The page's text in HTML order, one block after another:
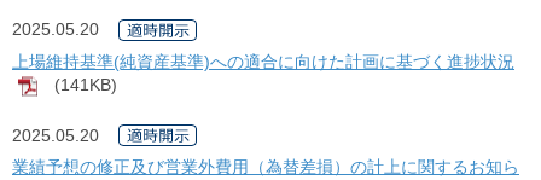
2025.05.20
上場維持基準(純資産基準)への適合に向けた計画に基づく進捗状況
[PDF]
(141KB)
2025.05.20
業績予想の修正及び営業外費用（為替差損）の計上に関するお知ら